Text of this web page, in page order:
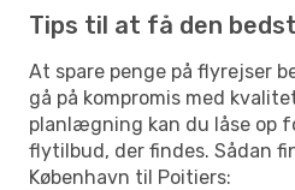
Tips til at få den
At spare penge på flyrejser
gå på kompromis med
planlægning kan du låse op
flytilbud, der findes. Sådan
København til Poitiers: